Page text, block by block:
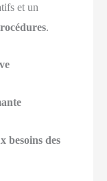
et un
.
besoins des